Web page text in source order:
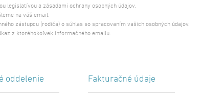
legislatívou a zásadami ochrany osobných údajov.
na váš email.
zástupcu (rodiča) o súhlas so spracovaním vašich osobných údajov.
z ktoréhokoľvek informačného emailu.
oddelenie Fakturačné údaje